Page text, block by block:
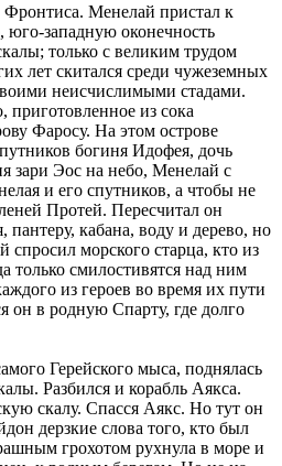
Менелай пристал к
юго-западную оконечность
только с великим трудом
лет скитался среди чужеземных
неисчислимыми стадами.
из сока
Фаросу. На этом острове
богиня Идофея, дочь
зари Эос на небо, Менелай с
и его спутников, а чтобы не
Протей. Пересчитал он
кабана, воду и дерево, но
морского старца, кто из
только смилостивятся над ним
из героев во время их пути
он в родную Спарту, где долго
Герейского мыса, поднялась
Разбился и корабль Аякса.
скалу. Спасся Аякс. Но тут он
дерзкие слова того, кто был
грохотом рухнула в море и